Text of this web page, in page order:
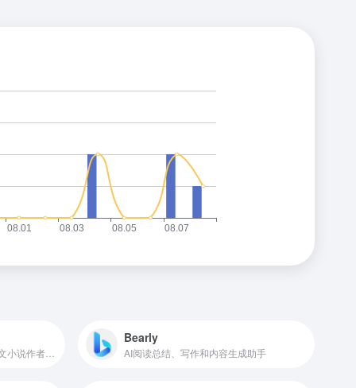
Bearly
AI阅读总结、写作和内容生成助手